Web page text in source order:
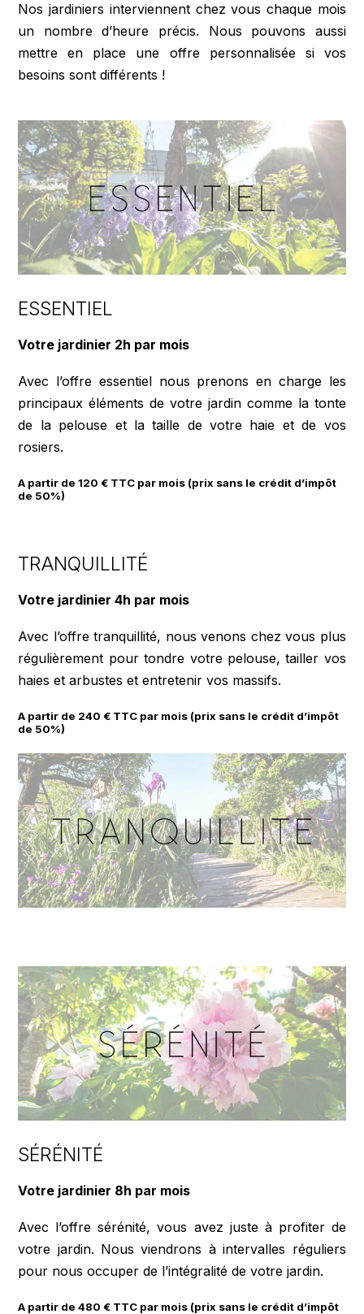
Nos jardiniers interviennent chez vous chaque mois
un nombre d’heure précis. Nous pouvons aussi
mettre en place une offre personnalisée si vos
besoins sont différents !
ESSENTIEL
Votre jardinier 2h par mois
Avec l’offre essentiel nous prenons en charge les
principaux éléments de votre jardin comme la tonte
de la pelouse et la taille de votre haie et de vos
rosiers.
A partir de 120 € TTC par mois (prix sans le crédit d’impôt
de 50%)
TRANQUILLITÉ
Votre jardinier 4h par mois
Avec l’offre tranquillité, nous venons chez vous plus
régulièrement pour tondre votre pelouse, tailler vos
haies et arbustes et entretenir vos massifs.
A partir de 240 € TTC par mois (prix sans le crédit d’impôt
de 50%)
SÉRÉNITÉ
Votre jardinier 8h par mois
Avec l’offre sérénité, vous avez juste à profiter de
votre jardin. Nous viendrons à intervalles réguliers
pour nous occuper de l’intégralité de votre jardin.
A partir de 480 € TTC par mois (prix sans le crédit d’impôt